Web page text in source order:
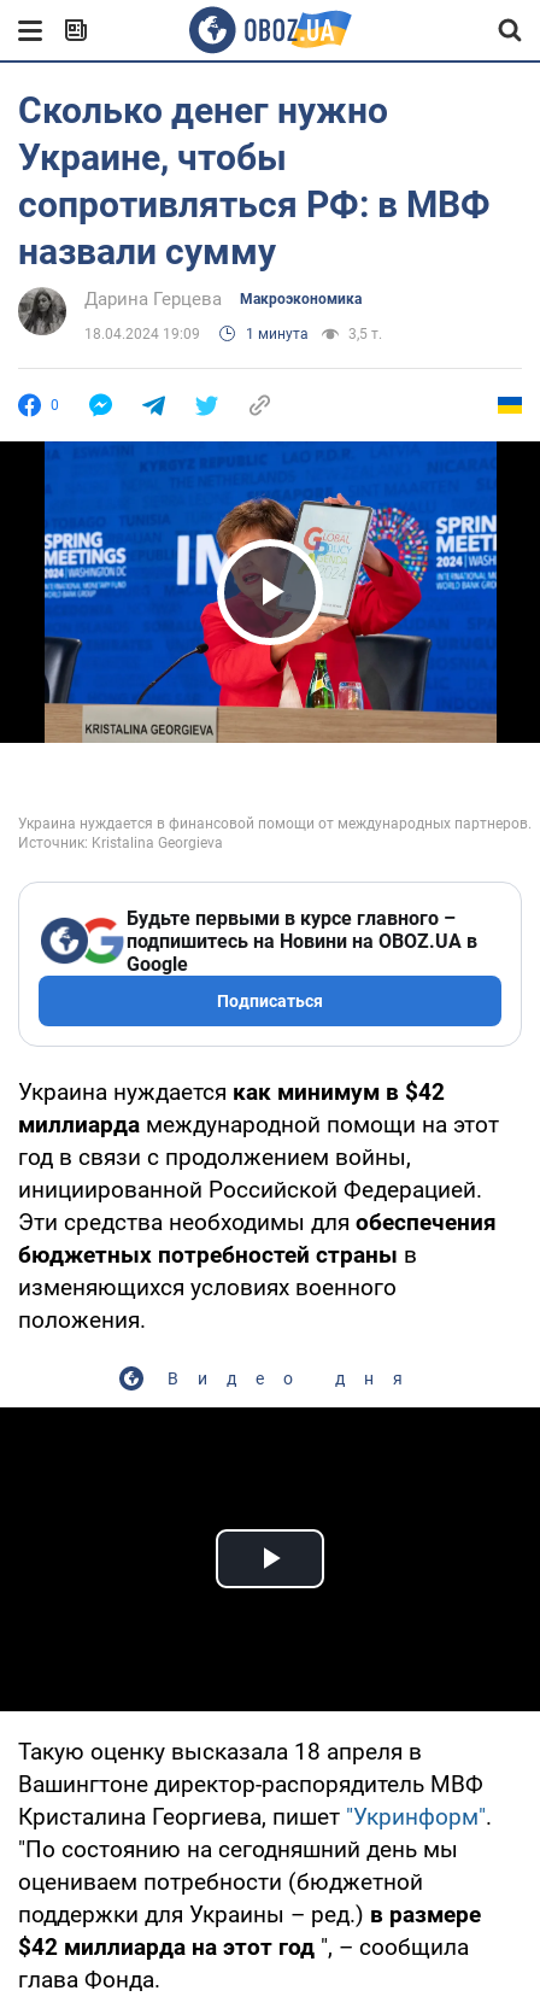
Сколько денег нужно
Украине, чтобы
сопротивляться РФ: в МВФ
назвали сумму
Дарина Герцева Mакроэкономика
18.04.2024 19:09 1 минута 3,5 т.
0
Play Video
Будьте первыми в курсе главного –
подпишитесь на Новини на OBOZ.UA в
Google
Подписаться
Украина нуждается как минимум в $42
миллиарда международной помощи на этот
год в связи с продолжением войны,
инициированной Российской Федерацией.
Эти средства необходимы для обеспечения
бюджетных потребностей страны в
изменяющихся условиях военного
положения.
Видео дня
Play Video
Такую оценку высказала 18 апреля в
Вашингтоне директор-распорядитель МВФ
Кристалина Георгиева, пишет "Укринформ".
"По состоянию на сегодняшний день мы
оцениваем потребности (бюджетной
поддержки для Украины – ред.) в размере
$42 миллиарда на этот год ", – сообщила
глава Фонда.